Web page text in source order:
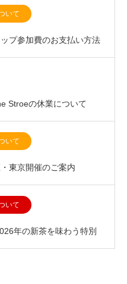
いて
プ参加費のお支払い方法
Stroeの休業について
いて
東京開催のご案内
いて
年の新茶を味わう特別